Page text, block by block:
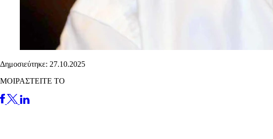
Δημοσιεύτηκε: 27.10.2025
ΜΟΙΡΑΣΤΕΙΤΕ ΤΟ